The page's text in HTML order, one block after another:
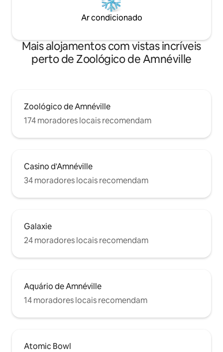
Ar condicionado
Mais alojamentos com vistas incríveis
perto de Zoológico de Amnéville
Zoológico de Amnéville
174 moradores locais recomendam
Casino d'Amnéville
34 moradores locais recomendam
Galaxie
24 moradores locais recomendam
Aquário de Amnéville
14 moradores locais recomendam
Atomic Bowl